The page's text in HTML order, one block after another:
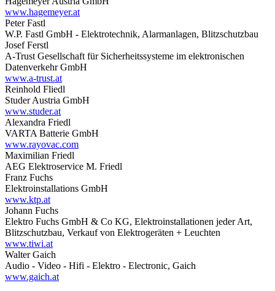
www.hagemeyer.at
Peter Fastl
W.P. Fastl GmbH - Elektrotechnik, Alarmanlagen, Blitzschutzbau
Josef Ferstl
A-Trust Gesellschaft für Sicherheitssysteme im elektronischen
Datenverkehr GmbH
www.a-trust.at
Reinhold Fliedl
Studer Austria GmbH
www.studer.at
Alexandra Friedl
VARTA Batterie GmbH
www.rayovac.com
Maximilian Friedl
AEG Elektroservice M. Friedl
Franz Fuchs
Elektroinstallations GmbH
www.ktp.at
Johann Fuchs
Elektro Fuchs GmbH & Co KG, Elektroinstallationen jeder Art,
Blitzschutzbau, Verkauf von Elektrogeräten + Leuchten
www.tiwi.at
Walter Gaich
Audio - Video - Hifi - Elektro - Electronic, Gaich
www.gaich.at